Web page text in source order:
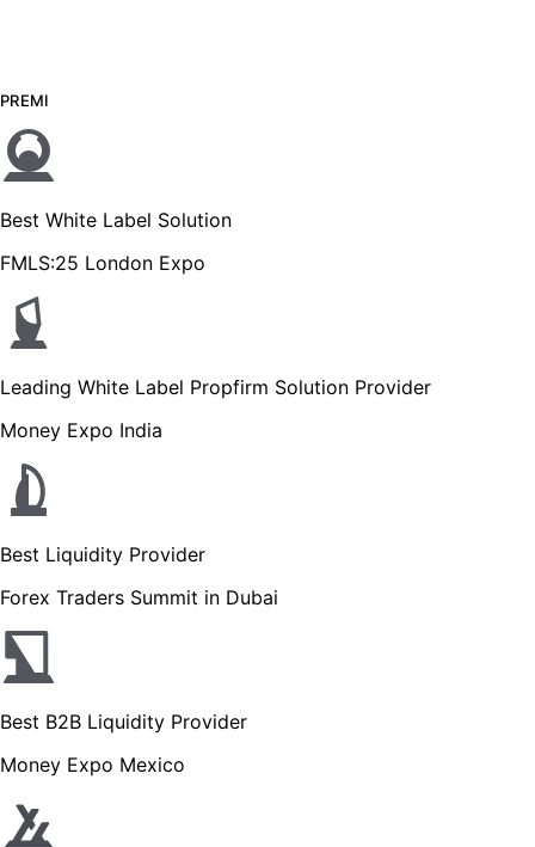
PREMI
Best White Label Solution
FMLS:25 London Expo
Leading White Label Propfirm Solution Provider
Money Expo India
Best Liquidity Provider
Forex Traders Summit in Dubai
Best B2B Liquidity Provider
Money Expo Mexico